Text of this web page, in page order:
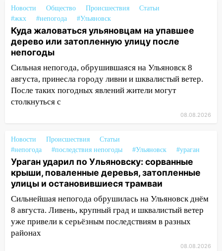
13:54
В мэрии Ульяновска рассказали,
как устраняют последствия мощного
шторма
13:49 Стихия продолжает крушить
Ульяновск: дерево рухнуло на дом на
Орджоникидзе
13:47 На Нижней Террасе мощным
ветром вырвало дерево с корнем
Сильный ветер сорвал крышу с
13:35
Непогода продолжает бить по
транспорту: в Ульяновске трамвай
сошёл с рельсов
13:22 Упавшие деревья перекрыли
дороги в Ульяновске: фото
13:17 Непогода в Ульяновске не
закончится сегодня: сильные ливни
сохранятся 9 августа
Новости Общество Происшествия
Статьи
#жкх
#непогода #Ульяновск
Куда жаловаться ульяновцам на упавшее
дерево или затопленную улицу после
непогоды
Сильная непогода, обрушившаяся на Ульяновск 8
августа, принесла городу ливни и шквалистый ветер.
После таких погодных явлений жители могут
столкнуться с
08.08.2026
Новости Происшествия
Статьи
#непогода
#последствия непогоды #Ульяновск #ураган
Ураган ударил по Ульяновску: сорванные
крыши, поваленные деревья, затопленные
улицы и остановившиеся трамваи
Сильнейшая непогода обрушилась на Ульяновск днём
8 августа. Ливень, крупный град и шквалистый ветер
уже привели к серьёзным последствиям в разных
районах
08.08.2026